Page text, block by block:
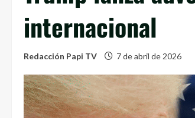
internacional
Redacción Papi TV 7 de abril de 2026